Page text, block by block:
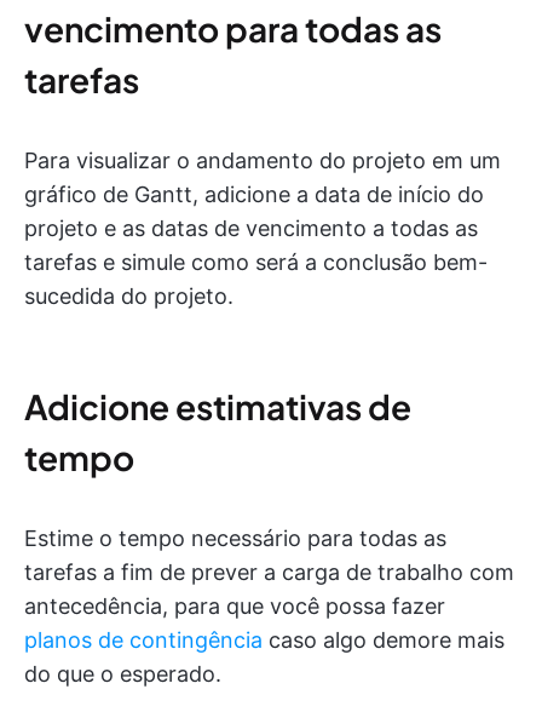
vencimento para todas as
tarefas
Para visualizar o andamento do projeto em um
gráfico de Gantt, adicione a data de início do
projeto e as datas de vencimento a todas as
tarefas e simule como será a conclusão bem-
sucedida do projeto.
Adicione estimativas de
tempo
Estime o tempo necessário para todas as
tarefas a fim de prever a carga de trabalho com
antecedência, para que você possa fazer
planos de contingência caso algo demore mais
do que o esperado.